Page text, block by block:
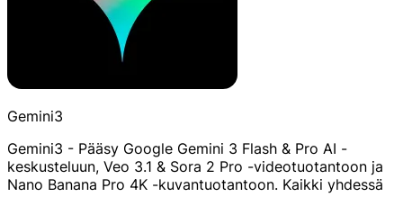
Gemini3
Gemini3 - Pääsy Google Gemini 3 Flash & Pro AI -
keskusteluun, Veo 3.1 & Sora 2 Pro -videotuotantoon ja
Nano Banana Pro 4K -kuvantuotantoon. Kaikki yhdessä